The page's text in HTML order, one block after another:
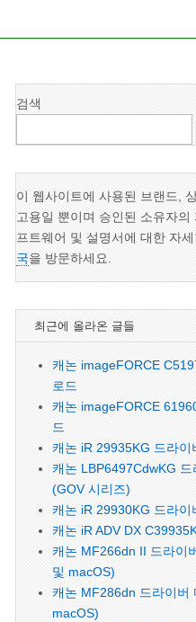
검색
이 웹사이트에 사용된 브랜드,
고용일 뿐이며 승인된 소유자
프트웨어 및 설명서에 대한 자
국을 방문하세요.
최근에 올라온 글들
캐논 imageFORCE
로드
캐논 imageFORCE
드
캐논 iR 29935KG 드라이
캐논 LBP6497CdwKG 드
(GOV 시리즈)
캐논 iR 29930KG 드라이
캐논 iR ADV DX
캐논 MF266dn II 드라이
및 macOS)
캐논 MF286dn 드라이버
macOS)